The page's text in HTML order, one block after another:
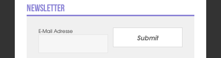
Newsletter
E-Mail Adresse
Submit